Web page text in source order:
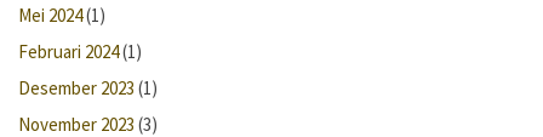
Mei 2024(1)
Februari 2024(1)
Desember 2023 (1)
November 2023 (3)